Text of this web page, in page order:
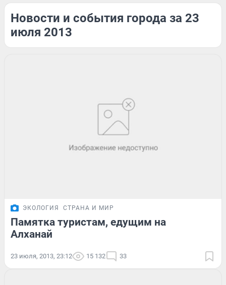
Новости и события города за 23
июля 2013
ЭКОЛОГИЯ СТРАНА И МИР
Памятка туристам, едущим на
Алханай
23 июля, 2013, 23:12 15 132 33